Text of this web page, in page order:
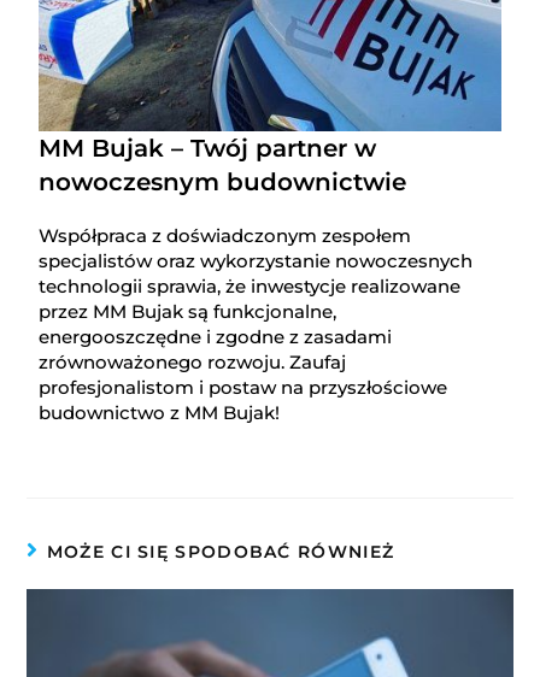
MM Bujak – Twój partner w
nowoczesnym budownictwie
Współpraca z doświadczonym zespołem
specjalistów oraz wykorzystanie nowoczesnych
technologii sprawia, że inwestycje realizowane
przez MM Bujak są funkcjonalne,
energooszczędne i zgodne z zasadami
zrównoważonego rozwoju. Zaufaj
profesjonalistom i postaw na przyszłościowe
budownictwo z MM Bujak!
MOŻE CI SIĘ SPODOBAĆ RÓWNIEŻ